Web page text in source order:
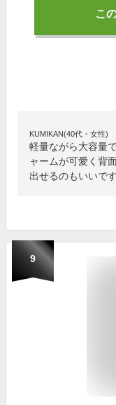
こ
KUMIKAN(40代・女性)
軽量ながら大容量
ャームが可愛く背
出せるのもいいです
9